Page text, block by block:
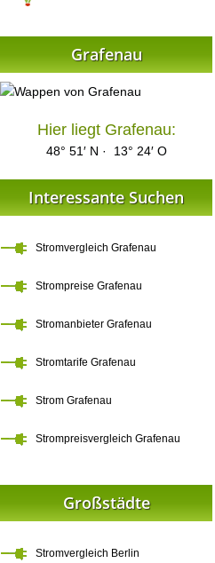
Grafenau
Hier liegt Grafenau:
48° 51′ N · 13° 24′ O
Interessante Suchen
Stromvergleich Grafenau
Strompreise Grafenau
Stromanbieter Grafenau
Stromtarife Grafenau
Strom Grafenau
Strompreisvergleich Grafenau
Großstädte
Stromvergleich Berlin